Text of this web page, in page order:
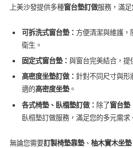
上美沙發提供多種窗台墊訂做服務，滿足
可拆洗式窗台墊： 方便清潔與維護，
衛生。
固定式窗台墊： 與窗台完美結合，提
高密度坐墊訂做： 針對不同尺寸與形
適的高密度坐墊。
各式椅墊、臥榻墊訂做： 除了窗台墊
臥榻墊訂做服務，滿足您的多元需求
無論您需要訂製椅墊靠墊、 柚木實木坐墊